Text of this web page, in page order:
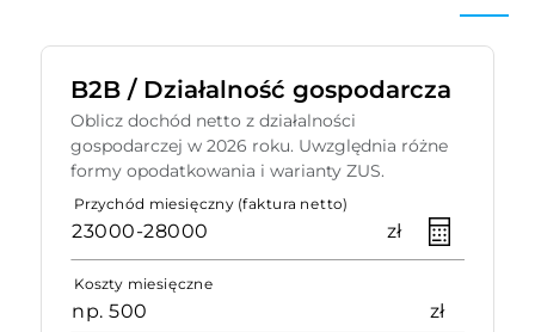
B2B / Działalność gospodarcza
Oblicz dochód netto z działalności
gospodarczej w 2026 roku. Uwzględnia różne
formy opodatkowania i warianty ZUS.
Przychód miesięczny (faktura netto)
zł
Koszty miesięczne
zł